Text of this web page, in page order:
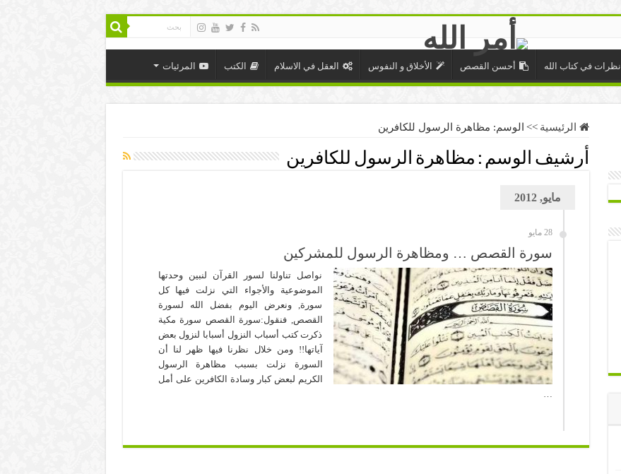
نظرات في كتاب الله أحسن القصص الأخلاق و النفوس العقل في الاسلام الكتب المرئيات
الرئيسية >> الوسم: مظاهرة الرسول للكافرين
أرشيف الوسم : مظاهرة الرسول للكافرين
مايو, 2012
28 مايو
سورة القصص … ومظاهرة الرسول للمشركين
نواصل تناولنا لسور القرآن لنبين وحدتها
الموضوعية والأجواء التي نزلت فيها كل
سورة, ونعرض اليوم بفضل الله لسورة
القصص, فنقول:سورة القصص سورة مكية
ذكرت كتب أسباب النزول أسبابا لنزول بعض
آياتها!! ومن خلال نظرنا فيها ظهر لنا أن
السورة نزلت بسبب مظاهرة الرسول
الكريم لبعض كبار وسادة الكافرين على أمل
…